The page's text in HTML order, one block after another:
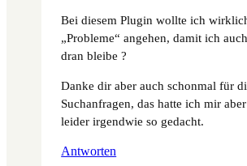
Bei diesem Plugin wollte ich
„Probleme“ angehen, damit ich
dran bleibe ?
Danke dir aber auch schonmal für
Suchanfragen, das hatte ich mir
leider irgendwie so gedacht.
Antworten